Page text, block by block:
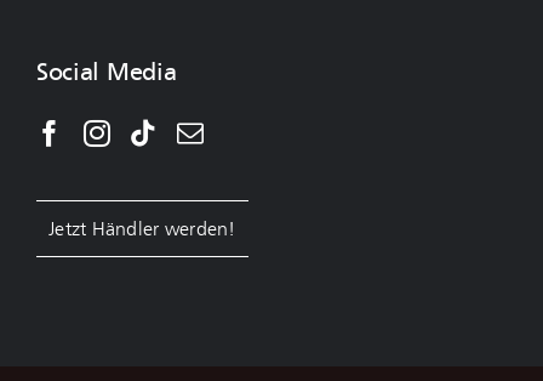
Social Media
Jetzt Händler werden!